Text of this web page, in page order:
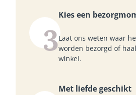
3
Kies een
Laat ons weten waar
worden bezorgd of
winkel.
Met liefde geschikt